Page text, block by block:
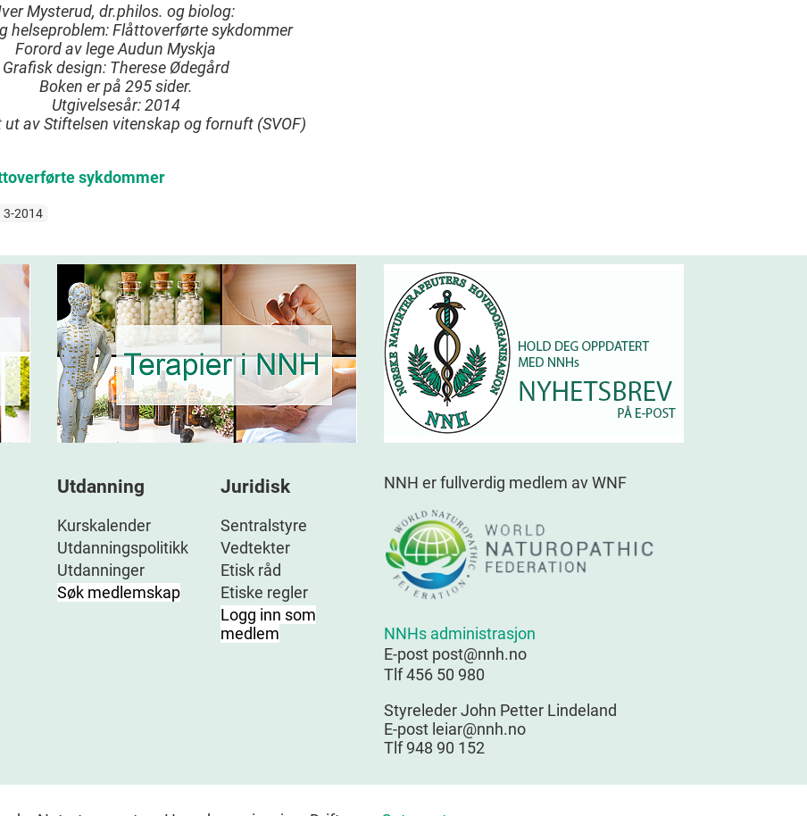
Mysterud, dr.philos. og biolog:
helseproblem: Flåttoverførte sykdommer
Forord av lege Audun Myskja
Grafisk design: Therese Ødegård
Boken er på 295 sider.
Utgivelsesår: 2014
ut av Stiftelsen vitenskap og fornuft (SVOF)
sykdommer
3-2014
Utdanning
Kurskalender
Utdanningspolitikk
Utdanninger
Søk medlemskap
Juridisk
Sentralstyre
Vedtekter
Etisk råd
Etiske regler
Logg inn som
medlem
NNH er fullverdig medlem av WNF
NNHs administrasjon
E-post post@nnh.no
Tlf 456 50 980
Styreleder John Petter Lindeland
E-post leiar@nnh.no
Tlf 948 90 152